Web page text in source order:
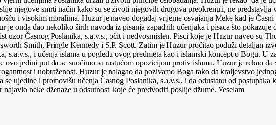
njegove smrti način kako su se životi njegovih drugova preokrenuli, ne
i visokim moralima. Huzur je naveo događaj vrijeme osvajanja Meke kad je
je onda dao nekoliko širih navoda iz pisanja zapadnih učenjaka i pisaca što pokazuje
uzor Časnog Poslanika, s.a.v.s., očit i nedvosmislen. Pisci koje je Huzur naveo su
Smith, Pringle Kennedy i S.P. Scott. Zatim je Huzur pročitao poduži detaljan
s.a.v.s., i učenja islama u pogledu ovog predmeta kao i islamski koncept o Bogu. U
ovo jedini put da se suočimo sa rastućom opozicijom protiv islama. Huzur je rekao
i uobraženost. Huzur je nalagao da pozivamo Boga tako da kraljevstvo
ujedine i promovišu učenja Časnog Poslanika, s.a.v.s., i da odustanu od
neke dženaze u odsutnosti koje će predvoditi poslije džume. Veselam